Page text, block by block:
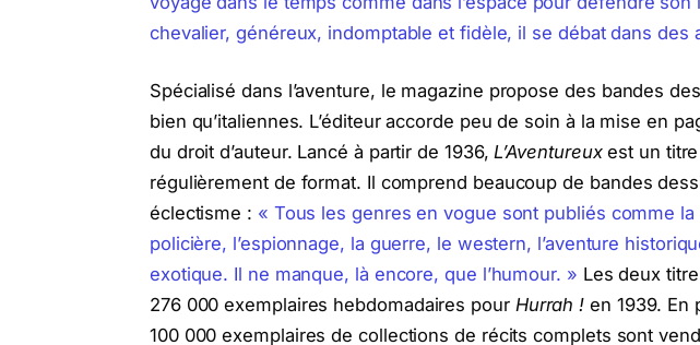
chevalier, généreux, indomptable et fidèle, il se débat dans des
Spécialisé dans l’aventure, le magazine propose des bandes
bien qu’italiennes. L’éditeur accorde peu de soin à la mise en
du droit d’auteur. Lancé à partir de 1936,L’Aventureuxest un titre
régulièrement de format. Il comprend beaucoup de bandes
éclectisme : « Tous les genres en vogue sont publiés comme
policière, l’espionnage, la guerre, le western, l’aventure
exotique. Il ne manque, là encore, que l’humour. » Les deux
276 000 exemplaires hebdomadaires pour Hurrah ! en 1939. En
100 000 exemplaires de collections de récits complets sont